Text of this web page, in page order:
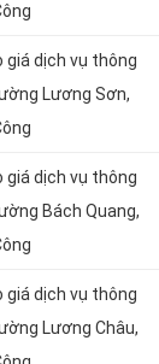
giá dịch vụ thông
Lương Sơn,
giá dịch vụ thông
Bách Quang,
giá dịch vụ thông
Lương Châu,